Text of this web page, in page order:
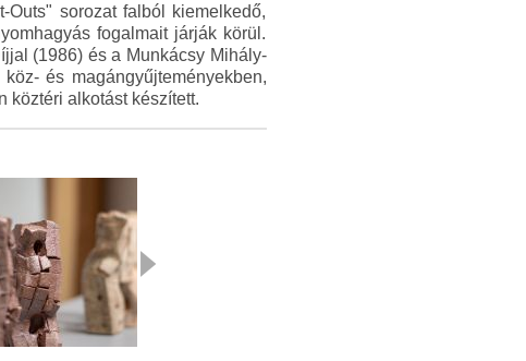
sorozat falból kiemelkedő,
fogalmait járják körül.
(1986) és a Munkácsy Mihály-
és magángyűjteményekben,
köztéri alkotást készített.